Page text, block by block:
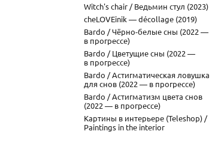
Witch's chair / Ведьмин стул (2023)
cheLOVEinik — décollage (2019)
Bardo / Чёрно-белые сны (2022 —
в прогрессе)
Bardo / Цветущие сны (2022 —
в прогрессе)
Bardo / Астигматическая ловушка
для снов (2022 — в прогрессе)
Bardo / Астигматизм цвета снов
(2022 — в прогрессе)
Картины в интерьере (Teleshop) /
Paintings in the interior